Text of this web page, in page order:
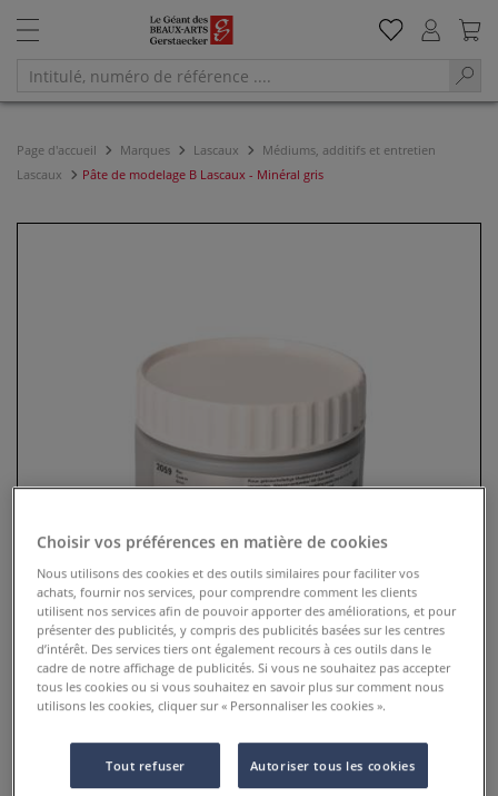
Page d'accueil Marques Lascaux
Médiums, additifs et entretien
Lascaux
Pâte de modelage B Lascaux - Minéral gris
Pâte de modelage B Lascaux -
Choisir vos préférences en matière de cookies
Nous utilisons des cookies et des outils similaires pour faciliter vos
achats, fournir nos services, pour comprendre comment les clients
utilisent nos services afin de pouvoir apporter des améliorations, et pour
présenter des publicités, y compris des publicités basées sur les centres
d’intérêt. Des services tiers ont également recours à ces outils dans le
cadre de notre affichage de publicités. Si vous ne souhaitez pas accepter
tous les cookies ou si vous souhaitez en savoir plus sur comment nous
utilisons les cookies, cliquer sur « Personnaliser les cookies ».
Tout refuser Autoriser tous les cookies